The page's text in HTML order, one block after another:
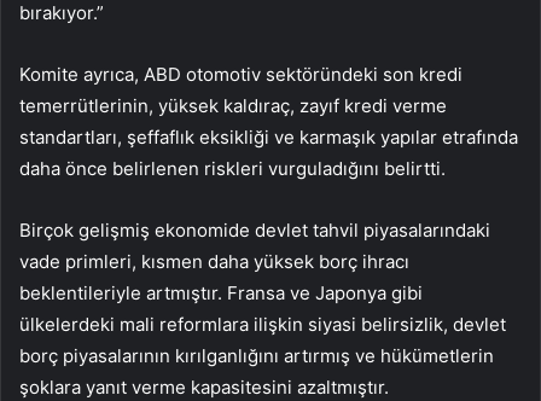
bırakıyor.”
Komite ayrıca, ABD otomotiv sektöründeki son kredi
temerrütlerinin, yüksek kaldıraç, zayıf kredi verme
standartları, şeffaflık eksikliği ve karmaşık yapılar etrafında
daha önce belirlenen riskleri vurguladığını belirtti.
Birçok gelişmiş ekonomide devlet tahvil piyasalarındaki
vade primleri, kısmen daha yüksek borç ihracı
beklentileriyle artmıştır. Fransa ve Japonya gibi
ülkelerdeki mali reformlara ilişkin siyasi belirsizlik, devlet
borç piyasalarının kırılganlığını artırmış ve hükümetlerin
şoklara yanıt verme kapasitesini azaltmıştır.